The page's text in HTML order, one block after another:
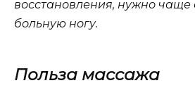
восстановления, нужно чаще
больную ногу.
Польза массажа